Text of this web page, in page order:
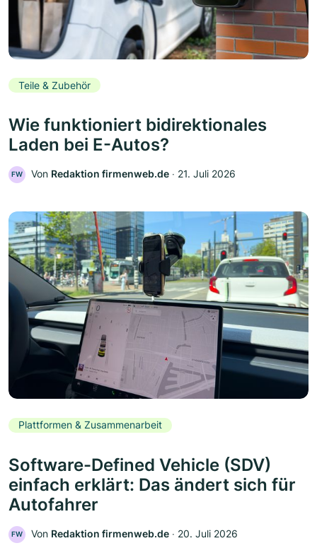
Teile & Zubehör
Wie funktioniert bidirektionales
Laden bei E-Autos?
FW Von Redaktion firmenweb.de ‧ 21. Juli 2026
Plattformen & Zusammenarbeit
Software-Defined Vehicle (SDV)
einfach erklärt: Das ändert sich für
Autofahrer
FW Von Redaktion firmenweb.de ‧ 20. Juli 2026